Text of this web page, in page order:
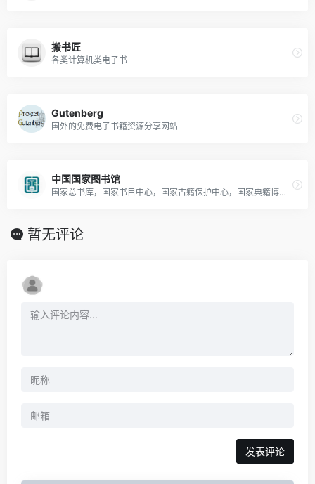
搬书匠
各类计算机类电子书
Gutenberg
国外的免费电子书籍资源分享网站
中国国家图书馆
国家总书库，国家书目中心，国家古籍保护中心，国家典籍博物馆
暂无评论
发表评论